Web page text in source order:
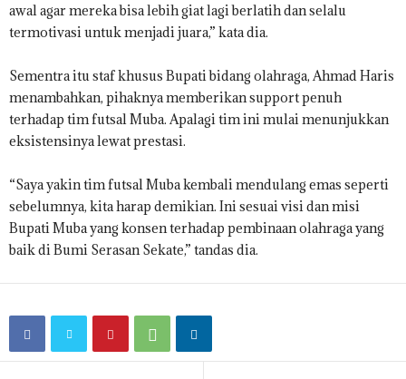
awal agar mereka bisa lebih giat lagi berlatih dan selalu
termotivasi untuk menjadi juara,” kata dia.
Sementra itu staf khusus Bupati bidang olahraga, Ahmad Haris
menambahkan, pihaknya memberikan support penuh
terhadap tim futsal Muba. Apalagi tim ini mulai menunjukkan
eksistensinya lewat prestasi.
“Saya yakin tim futsal Muba kembali mendulang emas seperti
sebelumnya, kita harap demikian. Ini sesuai visi dan misi
Bupati Muba yang konsen terhadap pembinaan olahraga yang
baik di Bumi Serasan Sekate,” tandas dia.